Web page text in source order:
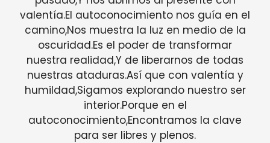
valentía.El autoconocimiento nos guía en el
camino,Nos muestra la luz en medio de la
oscuridad.Es el poder de transformar
nuestra realidad,Y de liberarnos de todas
nuestras ataduras.Así que con valentía y
humildad,Sigamos explorando nuestro ser
interior.Porque en el
autoconocimiento,Encontramos la clave
para ser libres y plenos.